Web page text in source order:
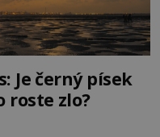
Je černý písek
roste zlo?